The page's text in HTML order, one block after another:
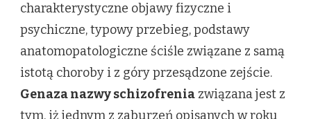
charakterystyczne objawy fizyczne i
psychiczne, typowy przebieg, podstawy
anatomopatologiczne ściśle związane z samą
istotą choroby i z góry przesądzone zejście.
Genaza nazwy schizofrenia związana jest z
tym, iż jednym z zaburzeń opisanych w roku